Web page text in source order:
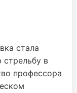
стала
в
профессора